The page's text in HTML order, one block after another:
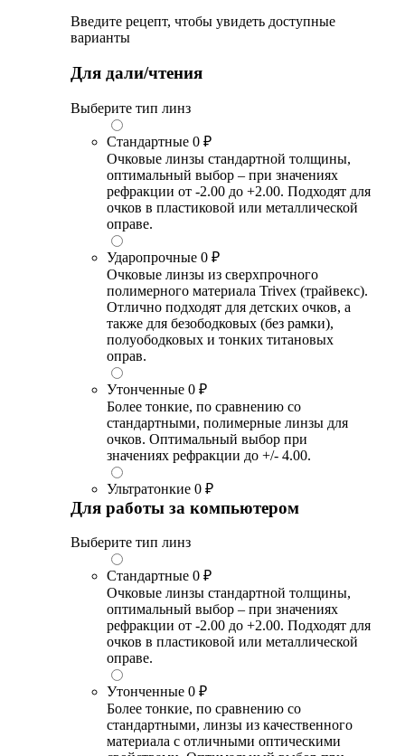
Введите рецепт, чтобы увидеть доступные
варианты
Для дали/чтения
Выберите тип линз
Стандартные 0 ₽
Очковые линзы стандартной толщины,
оптимальный выбор – при значениях
рефракции от -2.00 до +2.00. Подходят для
очков в пластиковой или металлической
оправе.
Ударопрочные 0 ₽
Очковые линзы из сверхпрочного
полимерного материала Trivex (трайвекс).
Отлично подходят для детских очков, а
также для безободковых (без рамки),
полуободковых и тонких титановых
оправ.
Утонченные 0 ₽
Более тонкие, по сравнению со
стандартными, полимерные линзы для
очков. Оптимальный выбор при
значениях рефракции до +/- 4.00.
Ультратонкие 0 ₽
Для работы за компьютером
Выберите тип линз
Стандартные 0 ₽
Очковые линзы стандартной толщины,
оптимальный выбор – при значениях
рефракции от -2.00 до +2.00. Подходят для
очков в пластиковой или металлической
оправе.
Утонченные 0 ₽
Более тонкие, по сравнению со
стандартными, линзы из качественного
материала с отличными оптическими